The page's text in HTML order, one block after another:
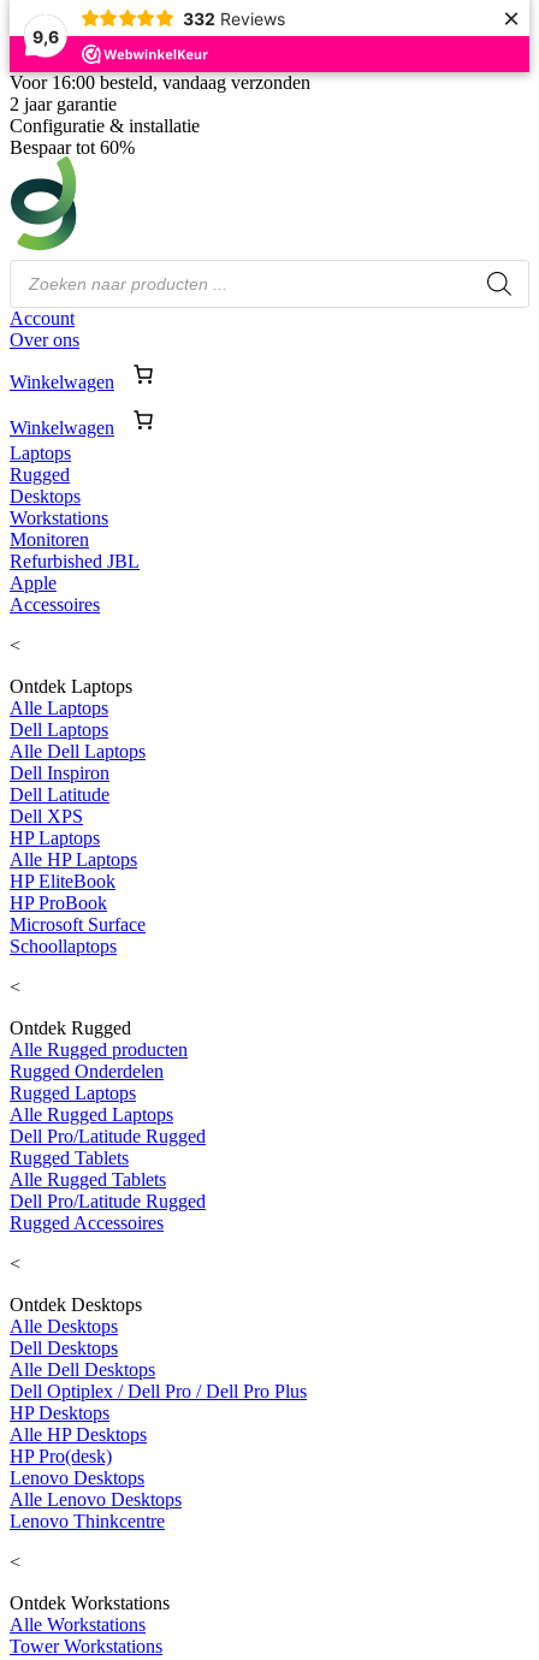
9,6
332 Reviews ×
Voor 16:00 besteld, vandaag verzonden
2 jaar garantie
Configuratie & installatie
Bespaar tot 60%
Producten
zoeken
Account
Over ons
Winkelwagen
Winkelwagen
Laptops
Rugged
Desktops
Workstations
Monitoren
Refurbished JBL
Apple
Accessoires
<
Ontdek Laptops
Alle Laptops
Dell Laptops
Alle Dell Laptops
Dell Inspiron
Dell Latitude
Dell XPS
HP Laptops
Alle HP Laptops
HP EliteBook
HP ProBook
Microsoft Surface
Schoollaptops
<
Ontdek Rugged
Alle Rugged producten
Rugged Onderdelen
Rugged Laptops
Alle Rugged Laptops
Dell Pro/Latitude Rugged
Rugged Tablets
Alle Rugged Tablets
Dell Pro/Latitude Rugged
Rugged Accessoires
<
Ontdek Desktops
Alle Desktops
Dell Desktops
Alle Dell Desktops
Dell Optiplex / Dell Pro / Dell Pro Plus
HP Desktops
Alle HP Desktops
HP Pro(desk)
Lenovo Desktops
Alle Lenovo Desktops
Lenovo Thinkcentre
<
Ontdek Workstations
Alle Workstations
Tower Workstations